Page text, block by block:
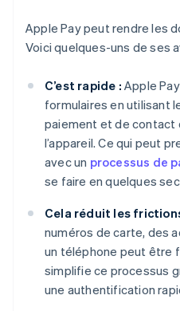
Apple Pay peut rendre les
Voici quelques-uns de ses
C’est rapide : Apple
formulaires en utilisant
paiement et de contact
l’appareil. Ce qui peut
avec un processus de
se faire en quelques
Cela réduit les
numéros de carte, des
un téléphone peut être
simplifie ce processus
une authentification